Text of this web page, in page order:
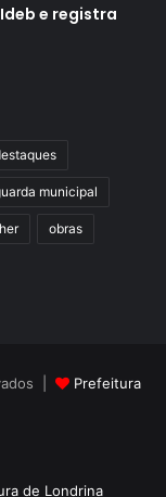
e registra
municipal
obras
|
Prefeitura
de Londrina